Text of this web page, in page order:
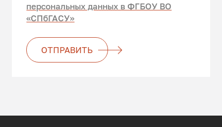
ОТПРАВИТЬ
персональных данных в ФГБОУ ВО
«СПбГАСУ»